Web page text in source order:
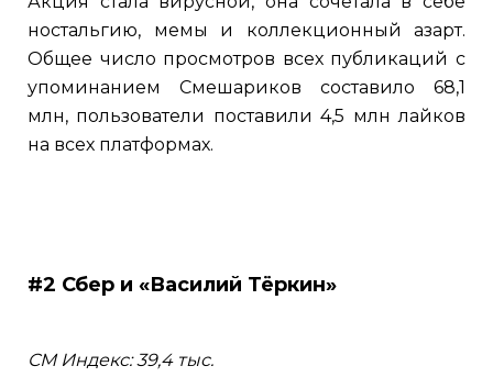
ностальгию, мемы и коллекционный азарт.
Общее число просмотров всех публикаций с
упоминанием Смешариков составило 68,1
млн, пользователи поставили 4,5 млн лайков
на всех платформах.
#2 Сбер и «Василий Тёркин»
СМ Индекс: 39,4 тыс.